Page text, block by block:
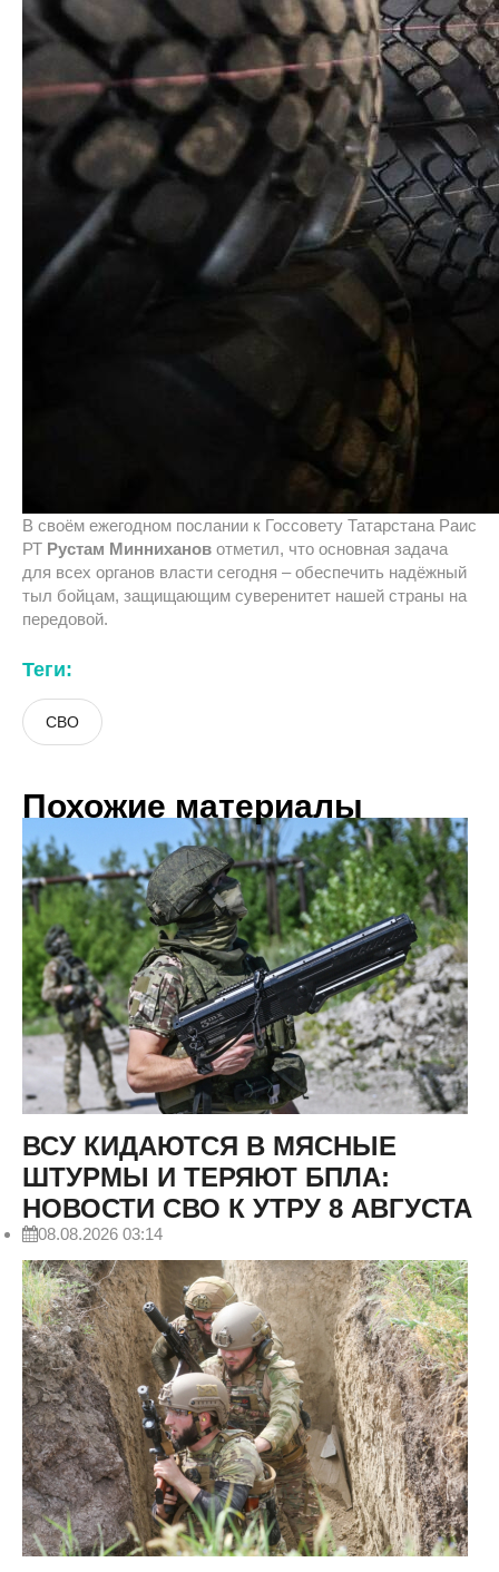
В своём ежегодном послании к Госсовету Татарстана Раис
РТ Рустам Минниханов отметил, что основная задача
для всех органов власти сегодня – обеспечить надёжный
тыл бойцам, защищающим суверенитет нашей страны на
передовой.
Теги:
СВО
Похожие материалы
ВСУ КИДАЮТСЯ В МЯСНЫЕ
ШТУРМЫ И ТЕРЯЮТ БПЛА:
НОВОСТИ СВО К УТРУ 8 АВГУСТА
08.08.2026 03:14